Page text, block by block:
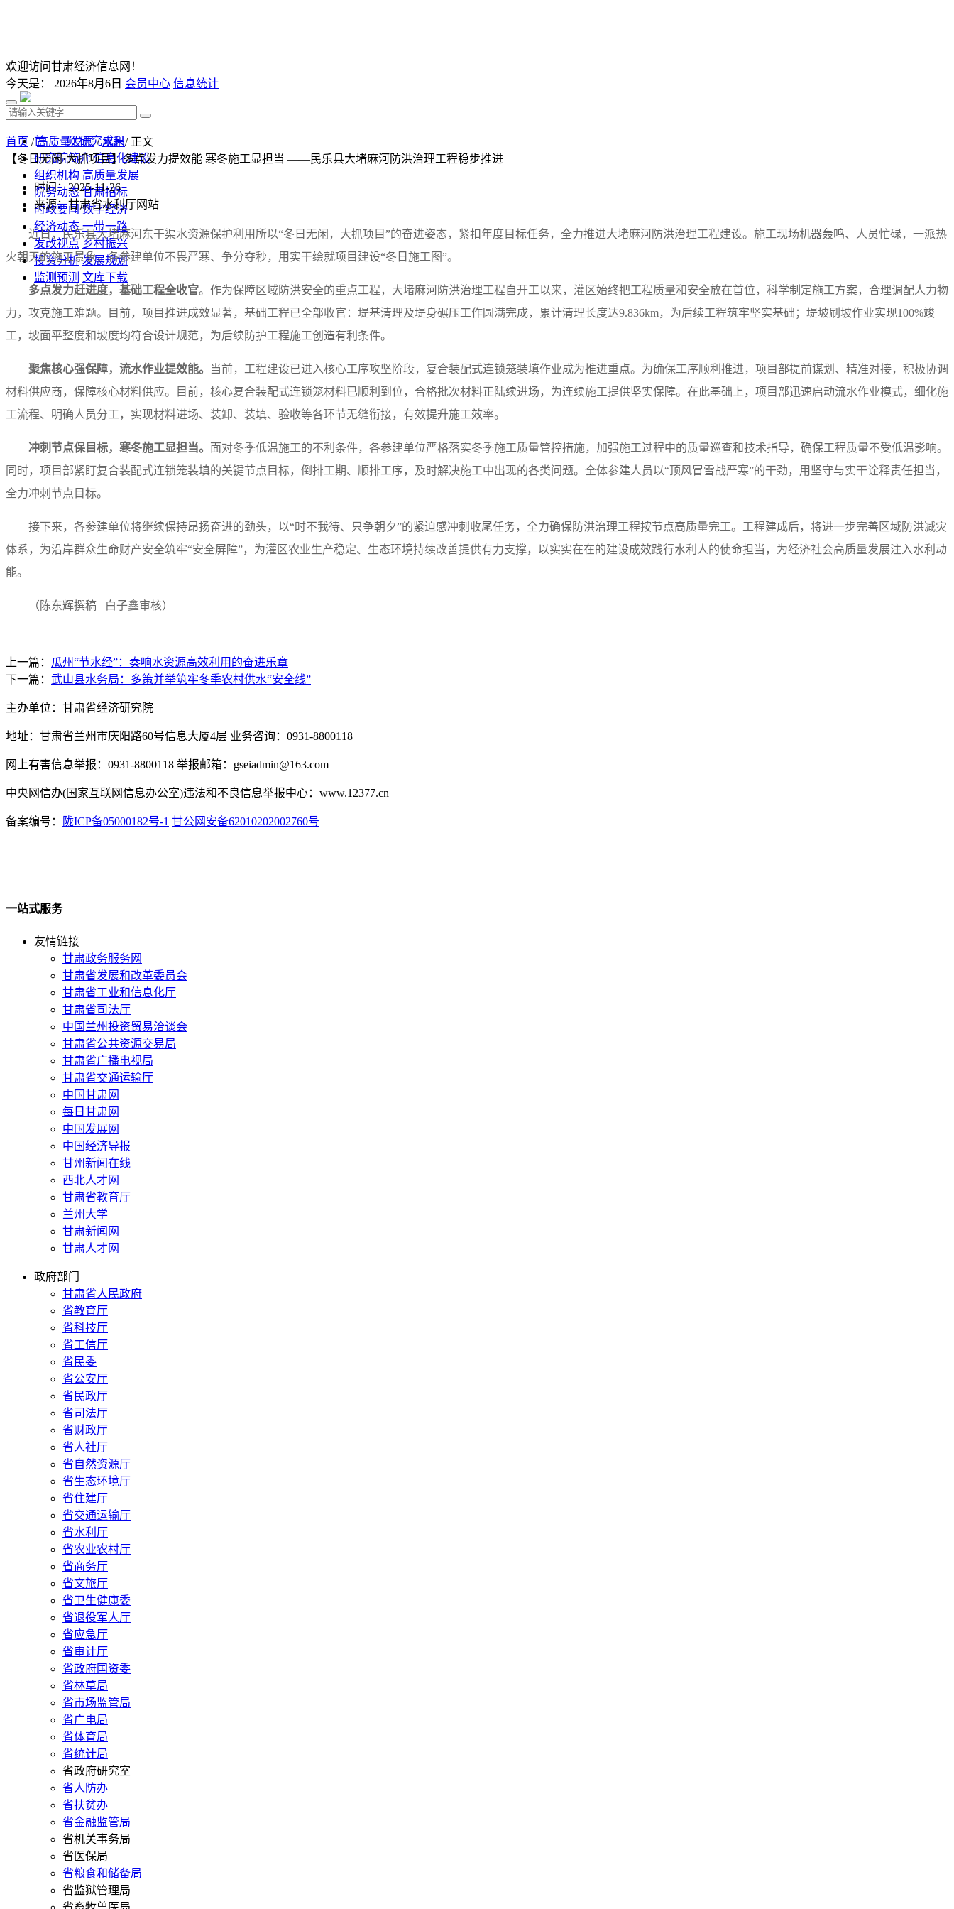
欢迎访问甘肃经济信息网！
今天是： 2026年8月6日 会员中心 信息统计
首 页 研究成果
研究院简介 信息化建设
组织机构 高质量发展
院务动态 甘肃招标
时政要闻 数字经济
经济动态 一带一路
发改视点 乡村振兴
投资分析 发展规划
监测预测 文库下载
首页 /高质量发展/水利/ 正文
【冬日无闲·大抓项目】多点发力提效能 寒冬施工显担当 ——民乐县大堵麻河防洪治理工程稳步推进
时间：2025-11-26
来源：甘肃省水利厅网站
近日，民乐县大堵麻河东干渠水资源保护利用所以“冬日无闲，大抓项目”的奋进姿态，紧扣年度目标任务，全力推进大堵麻河防洪治理工程建设。施工现场机器轰鸣、人员忙碌，一派热
火朝天的施工景象，各参建单位不畏严寒、争分夺秒，用实干绘就项目建设“冬日施工图”。
多点发力赶进度，基础工程全收官。作为保障区域防洪安全的重点工程，大堵麻河防洪治理工程自开工以来，灌区始终把工程质量和安全放在首位，科学制定施工方案，合理调配人力物
力，攻克施工难题。目前，项目推进成效显著，基础工程已全部收官：堤基清理及堤身碾压工作圆满完成，累计清理长度达9.836km，为后续工程筑牢坚实基础；堤坡刷坡作业实现100%竣
工，坡面平整度和坡度均符合设计规范，为后续防护工程施工创造有利条件。
聚焦核心强保障，流水作业提效能。
当前，工程建设已进入核心工序攻坚阶段，复合装配式连锁笼装填作业成为推进重点。为确保工序顺利推进，项目部提前谋划、精准对接，积极协调
材料供应商，保障核心材料供应。目前，核心复合装配式连锁笼材料已顺利到位，合格批次材料正陆续进场，为连续施工提供坚实保障。在此基础上，项目部迅速启动流水作业模式，细化施
工流程、明确人员分工，实现材料进场、装卸、装填、验收等各环节无缝衔接，有效提升施工效率。
冲刺节点保目标，寒冬施工显担当。 面对冬季低温施工的不利条件，各参建单位严格落实冬季施工质量管控措施，加强施工过程中的质量巡查和技术指导，确保工程质量不受低温影响。
同时，项目部紧盯复合装配式连锁笼装填的关键节点目标，倒排工期、顺排工序，及时解决施工中出现的各类问题。全体参建人员以“顶风冒雪战严寒”的干劲，用坚守与实干诠释责任担当，
全力冲刺节点目标。
接下来，各参建单位将继续保持昂扬奋进的劲头，以“时不我待、只争朝夕”的紧迫感冲刺收尾任务，全力确保防洪治理工程按节点高质量完工。工程建成后，将进一步完善区域防洪减灾
体系，为沿岸群众生命财产安全筑牢“安全屏障”，为灌区农业生产稳定、生态环境持续改善提供有力支撑，以实实在在的建设成效践行水利人的使命担当，为经济社会高质量发展注入水利动
能。
（陈东辉撰稿 白子鑫审核）
上一篇： 瓜州“节水经”：奏响水资源高效利用的奋进乐章
下一篇： 武山县水务局：多策并举筑牢冬季农村供水“安全线”
主办单位：甘肃省经济研究院
地址：甘肃省兰州市庆阳路60号信息大厦4层 业务咨询：0931-8800118
网上有害信息举报：0931-8800118 举报邮箱：gseiadmin@163.com
中央网信办(国家互联网信息办公室)违法和不良信息举报中心：www.12377.cn
备案编号： 陇ICP备05000182号-1 甘公网安备62010202002760号
一站式服务
友情链接
甘肃政务服务网
甘肃省发展和改革委员会
甘肃省工业和信息化厅
甘肃省司法厅
中国兰州投资贸易洽谈会
甘肃省公共资源交易局
甘肃省广播电视局
甘肃省交通运输厅
中国甘肃网
每日甘肃网
中国发展网
中国经济导报
甘州新闻在线
西北人才网
甘肃省教育厅
兰州大学
甘肃新闻网
甘肃人才网
政府部门
甘肃省人民政府
省教育厅
省科技厅
省工信厅
省民委
省公安厅
省民政厅
省司法厅
省财政厅
省人社厅
省自然资源厅
省生态环境厅
省住建厅
省交通运输厅
省水利厅
省农业农村厅
省商务厅
省文旅厅
省卫生健康委
省退役军人厅
省应急厅
省审计厅
省政府国资委
省林草局
省市场监管局
省广电局
省体育局
省统计局
省政府研究室
省人防办
省扶贫办
省金融监管局
省机关事务局
省医保局
省粮食和储备局
省监狱管理局